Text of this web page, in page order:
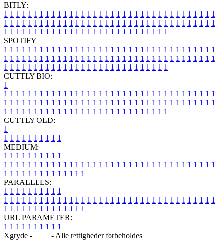
BITLY:
1 1 1 1 1 1 1 1 1 1 1 1 1 1 1 1 1 1 1 1 1 1 1 1 1 1 1 1 1 1 1 1 1 1 1 1
1 1 1 1 1 1 1 1 1 1 1 1 1 1 1 1 1 1 1 1 1 1 1 1 1 1 1 1 1 1 1 1 1 1 1 1
1 1 1 1 1 1 1 1 1 1 1 1 1 1 1 1 1 1 1 1 1 1 1 1 1 1 1 1
SPOTIFY:
1 1 1 1 1 1 1 1 1 1 1 1 1 1 1 1 1 1 1 1 1 1 1 1 1 1 1 1 1 1 1 1 1 1 1 1
1 1 1 1 1 1 1 1 1 1 1 1 1 1 1 1 1 1 1 1 1 1 1 1 1 1 1 1 1 1 1 1 1 1 1 1
1 1 1 1 1 1 1 1 1 1 1 1 1 1 1 1 1 1 1 1 1 1 1 1 1 1 1 1
CUTTLY BIO:
1
1 1 1 1 1 1 1 1 1 1 1 1 1 1 1 1 1 1 1 1 1 1 1 1 1 1 1 1 1 1 1 1 1 1 1 1
1 1 1 1 1 1 1 1 1 1 1 1 1 1 1 1 1 1 1 1 1 1 1 1 1 1 1 1 1 1 1 1 1 1 1 1
1 1 1 1 1 1 1 1 1 1 1 1 1 1 1 1 1 1 1 1 1 1 1 1 1 1 1 1
CUTTLY OLD:
1
1 1 1 1 1 1 1 1 1 1
MEDIUM:
1 1 1 1 1 1 1 1 1 1
1 1 1 1 1 1 1 1 1 1 1 1 1 1 1 1 1 1 1 1 1 1 1 1 1 1 1 1 1 1 1 1 1 1 1 1
1 1 1 1 1 1 1 1 1 1 1 1 1 1
PARALLELS:
1 1 1 1 1 1 1 1 1 1
1 1 1 1 1 1 1 1 1 1 1 1 1 1 1 1 1 1 1 1 1 1 1 1 1 1 1 1 1 1 1 1 1 1 1 1
1 1 1 1 1 1 1 1 1 1 1 1 1 1
URL PARAMETER:
1 1 1 1 1 1 1 1 1 1
Xgryde -
- Alle rettigheder forbeholdes